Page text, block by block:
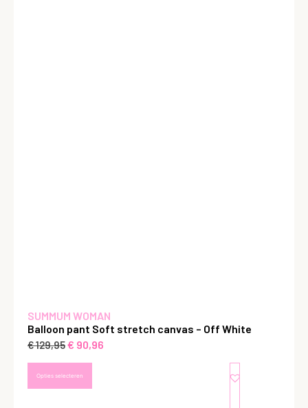
SUMMUM WOMAN
Balloon pant Soft stretch canvas – Off White
€129,95€ 90,96
Opties selecteren